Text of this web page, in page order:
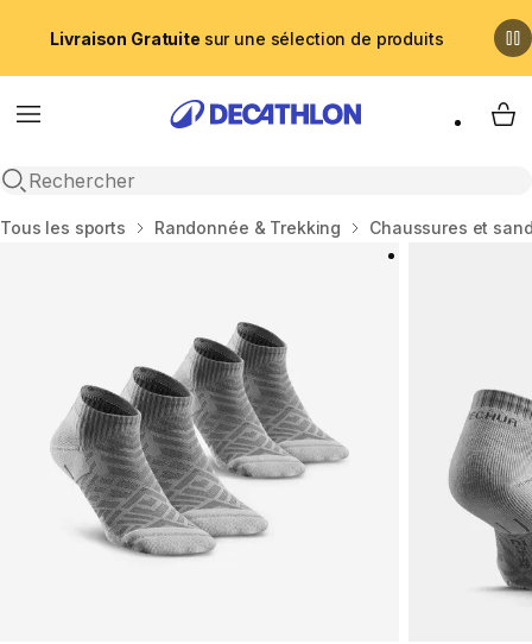
Livraison Gratuite sur une sélection de produits
Menu
Recherche ouverte
My
Accueil
Tous les sports Randonnée & Trekking Chaussures et